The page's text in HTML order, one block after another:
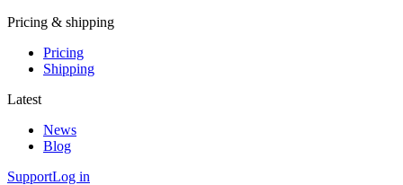
Pricing & shipping
Pricing
Shipping
Latest
News
Blog
SupportLog in